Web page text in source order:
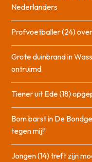
Nederlanders
Profvoetballer (24)
Grote duinbrand in
ontruimd
Tiener uit Ede (18)
Bom barst in De
tegen mij!’
Jongen (14) treft zijn